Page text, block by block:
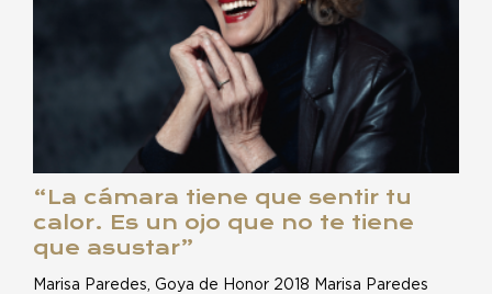
“La cámara tiene que sentir tu
calor. Es un ojo que no te tiene
que asustar”
Marisa Paredes, Goya de Honor 2018 Marisa Paredes